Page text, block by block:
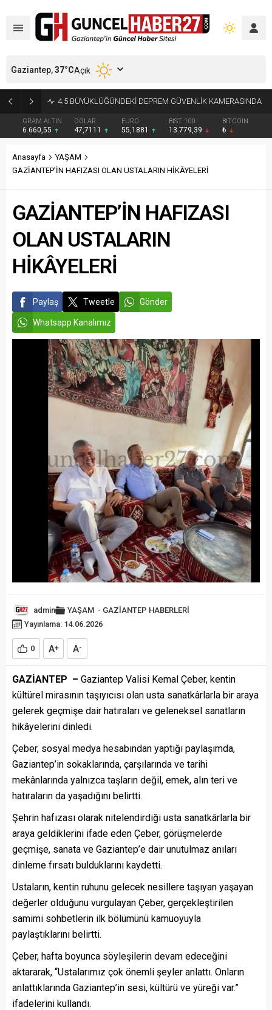
GAZİANTEP’TE 4,5’LİK DEPREM: OLUMSUZLUK YOK
GRAM ALTIN
6.660,55
DOLAR
47,7111
EURO
55,1881
BIST 100
13.779,39
BITCOIN
₺
Gaziantep,37°CAçık
Anasayfa
YAŞAM
GAZİANTEP’İN HAFIZASI OLAN USTALARIN HİKÂYELERİ
GAZİANTEP’İN HAFIZASI
OLAN USTALARIN
HİKÂYELERİ
Paylaş Tweetle Gönder
Whatsapp Kanalımız
admin YAŞAM - GAZİANTEP HABERLERİ
Yayınlama: 14.06.2026
0 A+ A-
GAZİANTEP – Gaziantep Valisi Kemal Çeber, kentin
kültürel mirasının taşıyıcısı olan usta sanatkârlarla bir araya
gelerek geçmişe dair hatıraları ve geleneksel sanatların
hikâyelerini dinledi.
Çeber, sosyal medya hesabından yaptığı paylaşımda,
Gaziantep’in sokaklarında, çarşılarında ve tarihi
mekânlarında yalnızca taşların değil, emek, alın teri ve
hatıraların da yaşadığını belirtti.
Şehrin hafızası olarak nitelendirdiği usta sanatkârlarla bir
araya geldiklerini ifade eden Çeber, görüşmelerde
geçmişe, sanata ve Gaziantep’e dair unutulmaz anıları
dinleme fırsatı bulduklarını kaydetti.
Ustaların, kentin ruhunu gelecek nesillere taşıyan yaşayan
değerler olduğunu vurgulayan Çeber, gerçekleştirilen
samimi sohbetlerin ilk bölümünü kamuoyuyla
paylaştıklarını belirtti.
Çeber, hafta boyunca söyleşilerin devam edeceğini
aktararak, “Ustalarımız çok önemli şeyler anlattı. Onların
anlattıklarında Gaziantep’in sesi, kültürü ve yüreği var.”
ifadelerini kullandı.